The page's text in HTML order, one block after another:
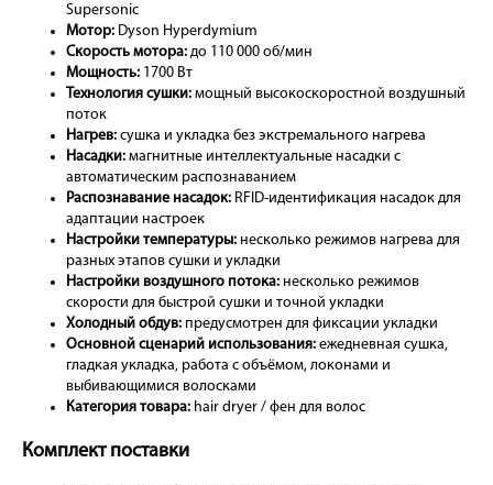
Supersonic
Мотор: Dyson Hyperdymium
Скорость мотора: до 110 000 об/мин
Мощность: 1700 Вт
Технология сушки: мощный высокоскоростной воздушный
поток
Нагрев: сушка и укладка без экстремального нагрева
Насадки: магнитные интеллектуальные насадки с
автоматическим распознаванием
Распознавание насадок: RFID-идентификация насадок для
адаптации настроек
Настройки температуры: несколько режимов нагрева для
разных этапов сушки и укладки
Настройки воздушного потока: несколько режимов
скорости для быстрой сушки и точной укладки
Холодный обдув: предусмотрен для фиксации укладки
Основной сценарий использования: ежедневная сушка,
гладкая укладка, работа с объёмом, локонами и
выбивающимися волосками
Категория товара: hair dryer / фен для волос
Комплект поставки